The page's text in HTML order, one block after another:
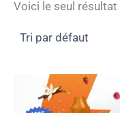
Voici le seul résultat